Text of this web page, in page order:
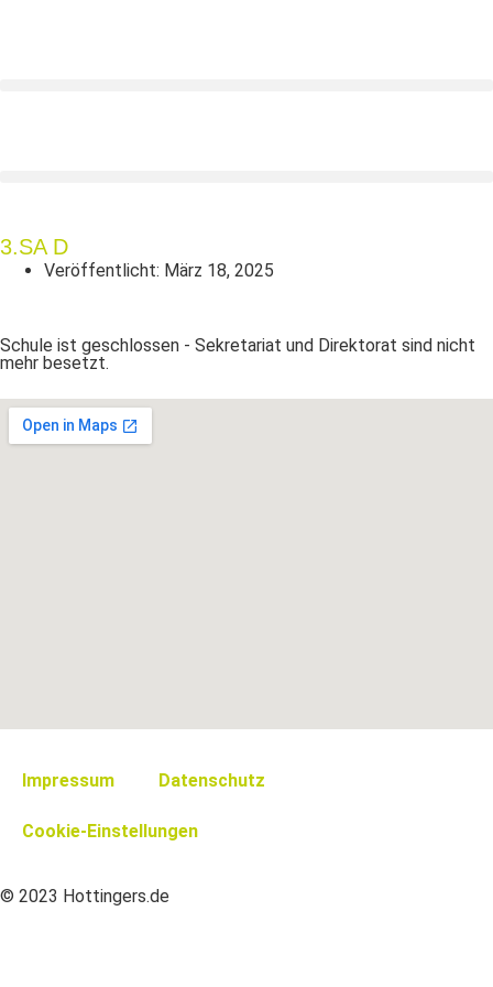
3.SA D
Veröffentlicht: März 18, 2025
Schule ist geschlossen - Sekretariat und Direktorat sind nicht
mehr besetzt.
Impressum Datenschutz
Cookie-Einstellungen
© 2023 Hottingers.de